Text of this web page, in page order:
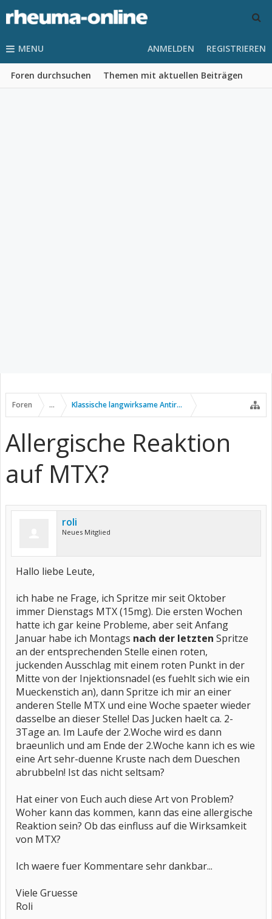
MENU
Foren durchsuchen Themen mit aktuellen Beiträgen
ANMELDEN REGISTRIEREN
Foren ... Klassische langwirksame Antirheumatika
Allergische Reaktion
auf MTX?
roli
Neues Mitglied
Hallo liebe Leute,
ich habe ne Frage, ich Spritze mir seit Oktober
immer Dienstags MTX (15mg). Die ersten Wochen
hatte ich gar keine Probleme, aber seit Anfang
Januar habe ich Montags nach der letzten Spritze
an der entsprechenden Stelle einen roten,
juckenden Ausschlag mit einem roten Punkt in der
Mitte von der Injektionsnadel (es fuehlt sich wie ein
Mueckenstich an), dann Spritze ich mir an einer
anderen Stelle MTX und eine Woche spaeter wieder
dasselbe an dieser Stelle! Das Jucken haelt ca. 2-
3Tage an. Im Laufe der 2.Woche wird es dann
braeunlich und am Ende der 2.Woche kann ich es wie
eine Art sehr-duenne Kruste nach dem Dueschen
abrubbeln! Ist das nicht seltsam?
Hat einer von Euch auch diese Art von Problem?
Woher kann das kommen, kann das eine allergische
Reaktion sein? Ob das einfluss auf die Wirksamkeit
von MTX?
Ich waere fuer Kommentare sehr dankbar...
Viele Gruesse
Roli